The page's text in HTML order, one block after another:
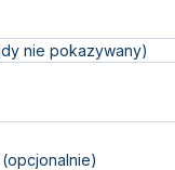
nie pokazywany)